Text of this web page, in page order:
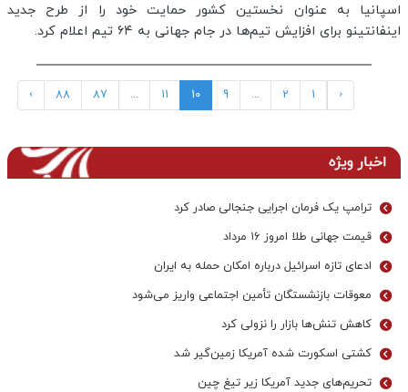
اسپانیا به عنوان نخستین کشور حمایت خود را از طرح جدید
اینفانتینو برای افزایش تیم‌ها در جام جهانی به ۶۴ تیم اعلام کرد.
‹
1
2
...
9
10
11
...
87
88
›
اخبار ویژه
ترامپ یک فرمان اجرایی جنجالی صادر کرد
قیمت جهانی طلا امروز ۱۶ مرداد
ادعای تازه اسرائیل درباره امکان حمله به ایران
معوقات بازنشستگان تأمین اجتماعی واریز می‌شود
کاهش تنش‌ها بازار را نزولی کرد
کشتی اسکورت شده آمریکا زمین‌گیر شد
تحریم‌های جدید آمریکا زیر تیغ چین